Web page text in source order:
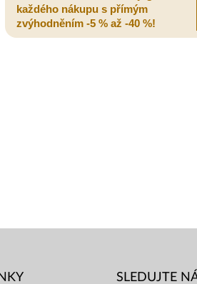
každého nákupu s přímým
zvýhodněním -5 % až -40 %!
SLEDUJTE